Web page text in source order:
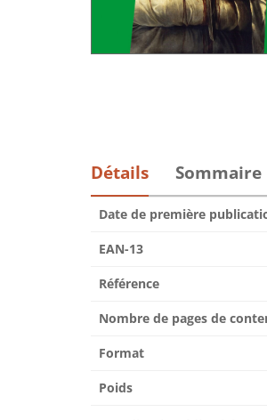
Détails Sommaire
Date de première
EAN-13
Référence
Nombre de pages de
Format
Poids